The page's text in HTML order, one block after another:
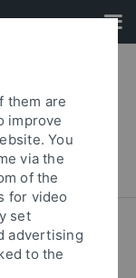
them are
improve
You
via the
of the
for video
set
advertising
to the